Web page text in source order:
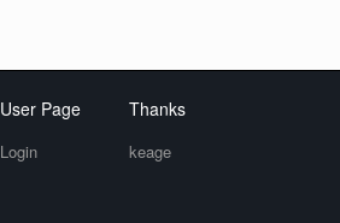
User Page
Login
Thanks
keage